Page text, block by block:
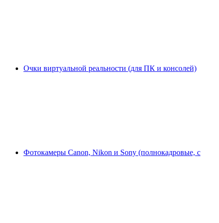
Очки виртуальной реальности (для ПК и консолей)
Фотокамеры Canon, Nikon и Sony (полнокадровые, с